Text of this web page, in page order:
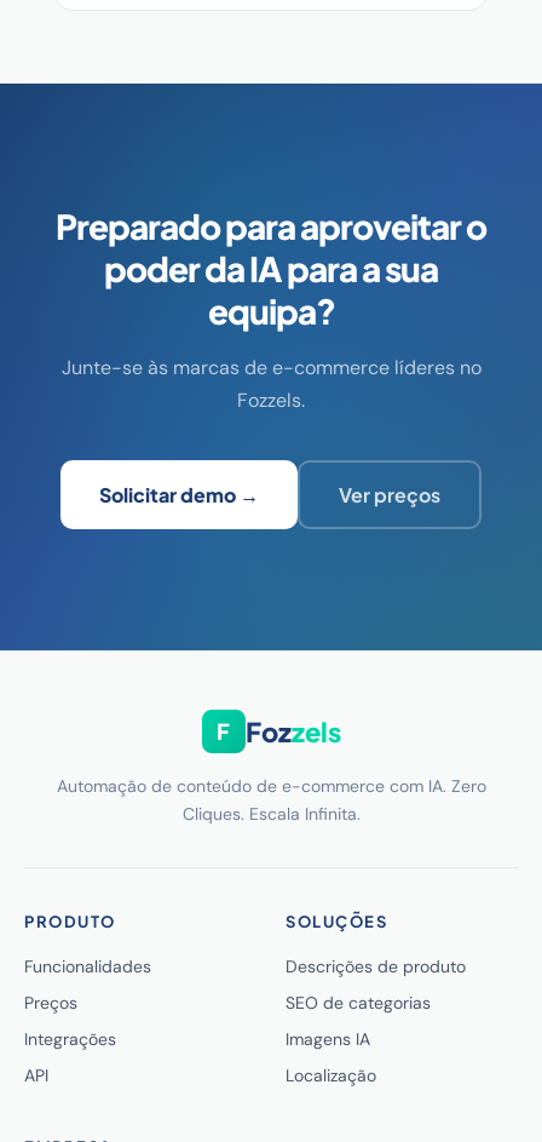
Preparado para aproveitar o
poder da IA para a sua
equipa?
Junte-se às marcas de e-commerce líderes no
Fozzels.
Solicitar demo → Ver preços
F Fozzels
Automação de conteúdo de e-commerce com IA. Zero
Cliques. Escala Infinita.
PRODUTO
Funcionalidades
Preços
Integrações
API
SOLUÇÕES
Descrições de produto
SEO de categorias
Imagens IA
Localização